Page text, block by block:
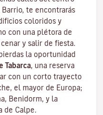
te encontrarás
coloridos y
con una plétora de
y salir de fiesta.
la oportunidad
Tabarca, una reserva
con un corto trayecto
el mayor de Europa;
Benidorm, y la
de Calpe.